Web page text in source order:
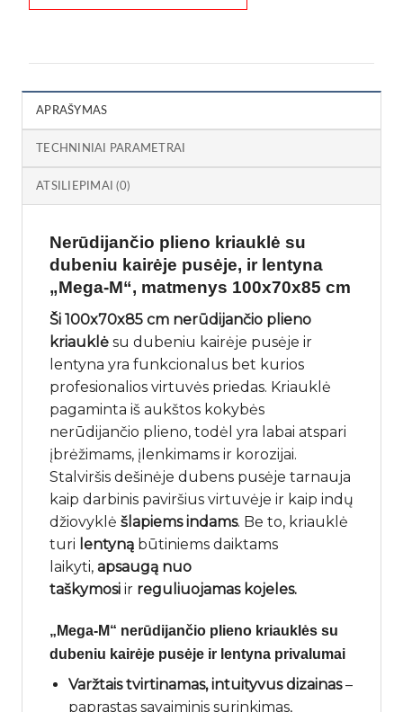
APRAŠYMAS
TECHNINIAI PARAMETRAI
ATSILIEPIMAI (0)
Nerūdijančio plieno kriauklė su
dubeniu kairėje pusėje, ir lentyna
„Mega-M“, matmenys 100x70x85 cm
Ši 100x70x85 cm nerūdijančio plieno
kriauklė su dubeniu kairėje pusėje ir
lentyna yra funkcionalus bet kurios
profesionalios virtuvės priedas. Kriauklė
pagaminta iš aukštos kokybės
nerūdijančio plieno, todėl yra labai atspari
įbrėžimams, įlenkimams ir korozijai.
Stalviršis dešinėje dubens pusėje tarnauja
kaip darbinis paviršius virtuvėje ir kaip indų
džiovyklė šlapiems indams. Be to, kriauklė
turi lentyną būtiniems daiktams
laikyti, apsaugą nuo
taškymosi ir reguliuojamas kojeles.
„Mega-M“ nerūdijančio plieno kriauklės su
dubeniu kairėje pusėje ir lentyna privalumai
Varžtais tvirtinamas, intuityvus dizainas–
paprastas savaiminis surinkimas,